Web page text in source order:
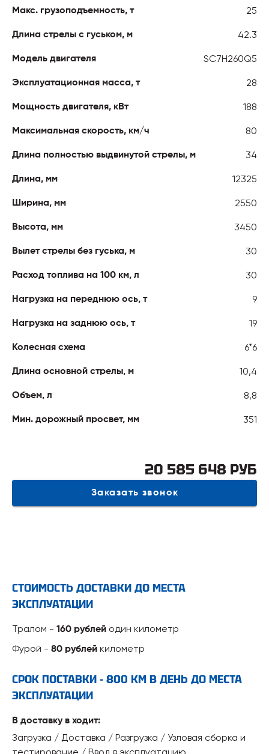
Макс. грузоподъемность, т 25
Длина стрелы с гуськом, м 42.3
Модель двигателя SC7H260Q5
Эксплуатационная масса, т 28
Мощность двигателя, кВт 188
Максимальная скорость, км/ч 80
Длина полностью выдвинутой стрелы, м 34
Длина, мм 12325
Ширина, мм 2550
Высота, мм 3450
Вылет стрелы без гуська, м 30
Расход топлива на 100 км, л 30
Нагрузка на переднюю ось, т 9
Нагрузка на заднюю ось, т 19
Колесная схема 6*6
Длина основной стрелы, м 10,4
Объем, л 8,8
Мин. дорожный просвет, мм 351
Заказать звонок
20 585 648 РУБ
СТОИМОСТЬ ДОСТАВКИ ДО МЕСТА
ЭКСПЛУАТАЦИИ
Тралом - 160 рублей один километр
Фурой - 80 рублей километр
СРОК ПОСТАВКИ - 800 КМ В ДЕНЬ ДО МЕСТА
ЭКСПЛУАТАЦИИ
В доставку в ходит:
Загрузка / Доставка / Разгрузка / Узловая сборка и